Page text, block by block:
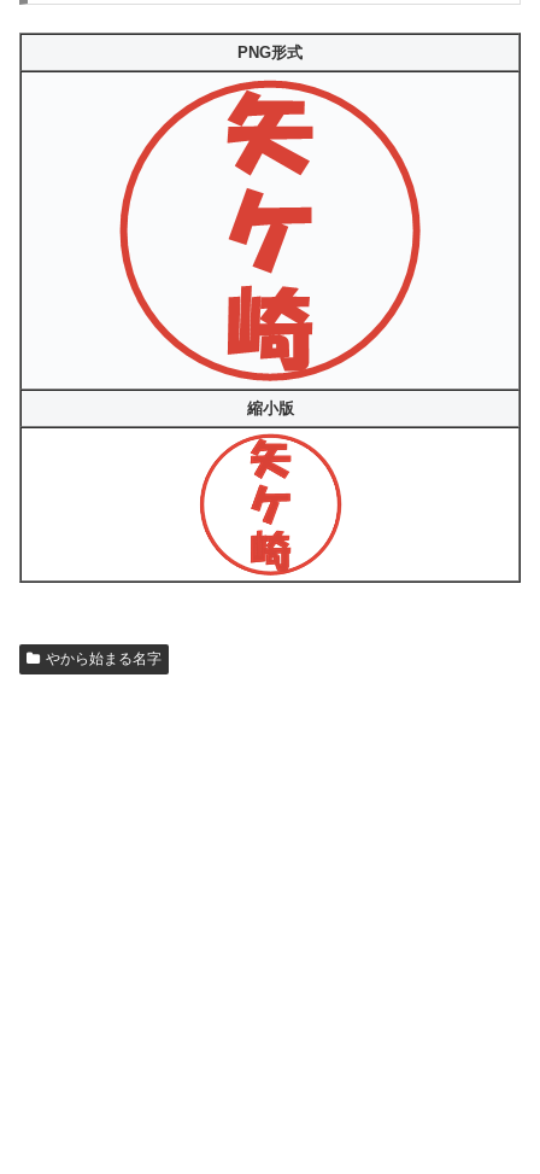
PNG形式
縮小版
やから始まる名字